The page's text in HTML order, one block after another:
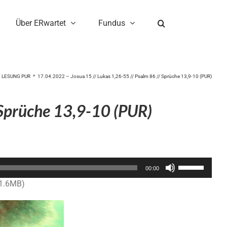
Über ERwartet Fundus
LESUNG PUR 17.04.2022 – Josua 15 // Lukas 1,26-55 // Psalm 86 // Sprüche 13,9-10 (PUR)
13,9-10 (PUR)
00:00